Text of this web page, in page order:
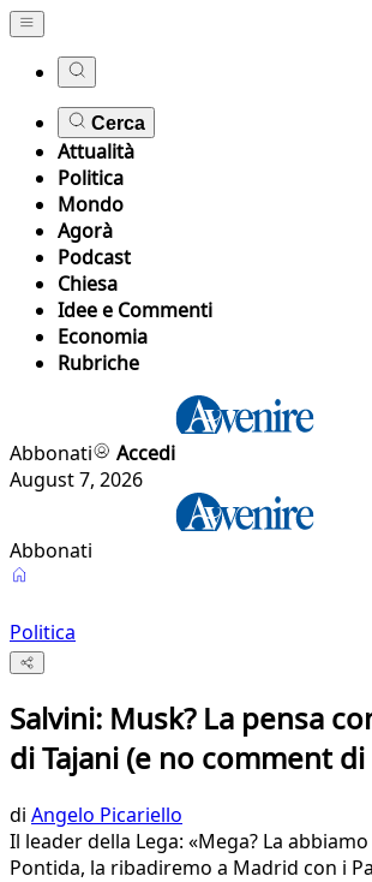
Cerca
Attualità
Politica
Mondo
Agorà
Podcast
Chiesa
Idee e Commenti
Economia
Rubriche
Abbonati
Accedi
August 7, 2026
Abbonati
Politica
Salvini: Musk? La pensa
di Tajani (e no comment
di Angelo Picariello
Il leader della Lega: «Mega? La
Pontida, la ribadiremo a Madrid con i